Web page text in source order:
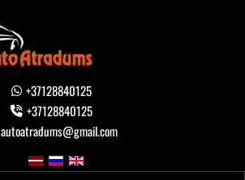
+37128840125
+37128840125
autoatradums@gmail.com